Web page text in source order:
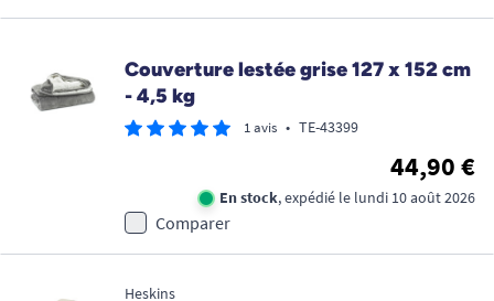
Couverture lestée grise 127 x 152 cm
- 4,5 kg
1 avis • TE-43399
44,90 €
En stock, expédié le lundi 10 août 2026
Comparer
Heskins